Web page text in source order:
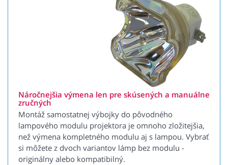
Náročnejšia výmena len pre skúsených a manuálne
zručných
Montáž samostatnej výbojky do pôvodného
lampového modulu projektora je omnoho zložitejšia,
než výmena kompletného modulu aj s lampou. Vybrať
si môžete z dvoch variantov lámp bez modulu -
originálny alebo kompatibilný.